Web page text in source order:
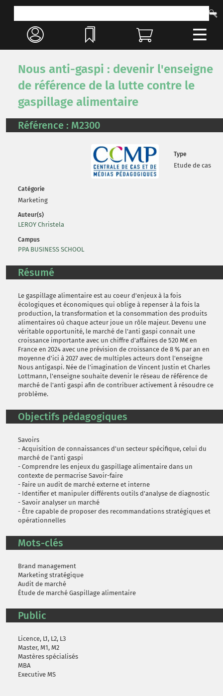
Nous anti-gaspi : devenir l'enseigne
de référence de la lutte contre le
gaspillage alimentaire
Référence : M2300
Type
Etude de cas
Catégorie
Marketing
Auteur(s)
LEROY Christela
Campus
PPA BUSINESS SCHOOL
Résumé
Le gaspillage alimentaire est au coeur d'enjeux à la fois
écologiques et économiques qui oblige à repenser à la fois la
production, la transformation et la consommation des produits
alimentaires où chaque acteur joue un rôle majeur. Devenu une
véritable opportunité, le marché de l'anti gaspi connait une
croissance importante avec un chiffre d'affaires de 520 M€ en
France en 2024 avec une prévision de croissance de 8 % par an en
moyenne d'ici à 2027 avec de multiples acteurs dont l'enseigne
Nous antigaspi. Née de l'imagination de Vincent Justin et Charles
Lottmann, l'enseigne souhaite devenir le réseau de référence de
marché de l'anti gaspi afin de contribuer activement à résoudre ce
problème.
Objectifs pédagogiques
Savoirs
- Acquisition de connaissances d'un secteur spécifique, celui du
marché de l'anti gaspi
- Comprendre les enjeux du gaspillage alimentaire dans un
contexte de permacrise Savoir-faire
- Faire un audit de marché externe et interne
- Identifier et manipuler différents outils d'analyse de diagnostic
- Savoir analyser un marché
- Être capable de proposer des recommandations stratégiques et
opérationnelles
Mots-clés
Brand management
Marketing stratégique
Audit de marché
Étude de marché Gaspillage alimentaire
Public
Licence, L1, L2, L3
Master, M1, M2
Mastères spécialisés
MBA
Executive MS